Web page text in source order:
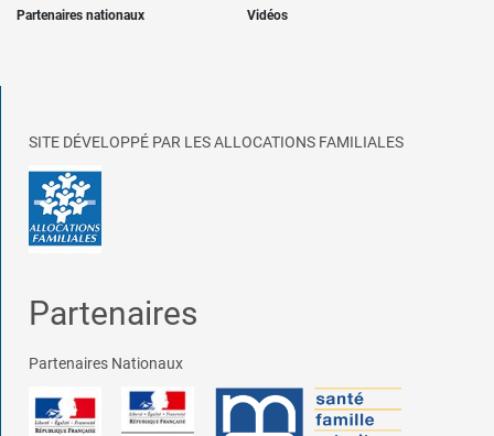
Partenaires nationaux Vidéos
SITE DÉVELOPPÉ PAR LES ALLOCATIONS FAMILIALES
Partenaires
Partenaires Nationaux